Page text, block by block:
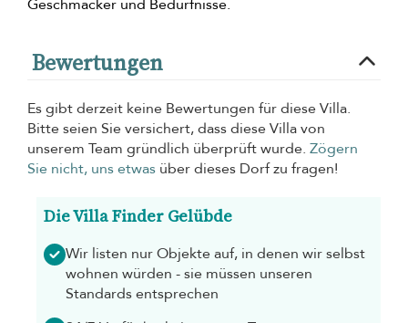
Geschmäcker und Bedürfnisse.
Bewertungen
Es gibt derzeit keine Bewertungen für diese Villa.
Bitte seien Sie versichert, dass diese Villa von
unserem Team gründlich überprüft wurde. Zögern
Sie nicht, uns etwas über dieses Dorf zu fragen!
Die Villa Finder Gelübde
Wir listen nur Objekte auf, in denen wir selbst
wohnen würden - sie müssen unseren
Standards entsprechen